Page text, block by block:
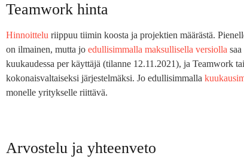
Teamwork hinta
Hinnoittelu riippuu tiimin koosta ja projektien määrästä.
on ilmainen, mutta jo edullisimmalla maksullisella versiolla
kuukaudessa per käyttäjä (tilanne 12.11.2021), ja Teamwork
kokonaisvaltaiseksi järjestelmäksi. Jo edullisimmalla
monelle yritykselle riittävä.
Arvostelu ja yhteenveto